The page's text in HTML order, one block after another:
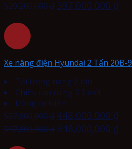
529,200,000₫ 397,000,000 ₫
Xe nâng điện Hyundai 2 Tấn 20B-9
Tải trọng nâng 2 tấn
Chiều cao nâng 3.3 mét
Động cơ Điện
597,600,000₫ 448,000,000 ₫
597,600,000₫ 448,000,000 ₫